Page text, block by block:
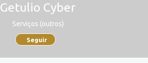
Getulio Cyber
Serviços (outros)
Seguir